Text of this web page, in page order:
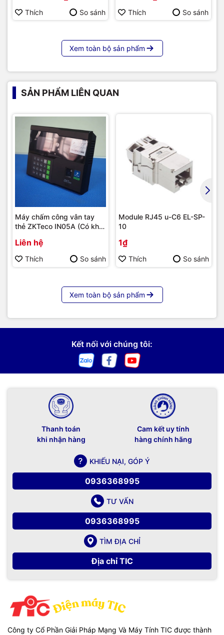
Hàng chính hãng
Thích So sánh Thích So sánh
Xem toàn bộ sản phẩm
SẢN PHẨM LIÊN QUAN
Máy chấm công vân tay
thẻ ZKTeco IN05A (Có khả
Hàng chính hãng
Liên hệ
Thích So sánh
Module RJ45 u-C6 EL-SP-
10
1₫
Thích So sánh
Xem toàn bộ sản phẩm
Kết nối với chúng tôi:
Thanh toán
khi nhận hàng
Cam kết uy tính
hàng chính hãng
KHIẾU NẠI, GÓP Ý
0936368995
TƯ VẤN
0936368995
TÌM ĐỊA CHỈ
Địa chỉ TIC
Công ty Cổ Phần Giải Pháp Mạng Và Máy Tính TIC được thành